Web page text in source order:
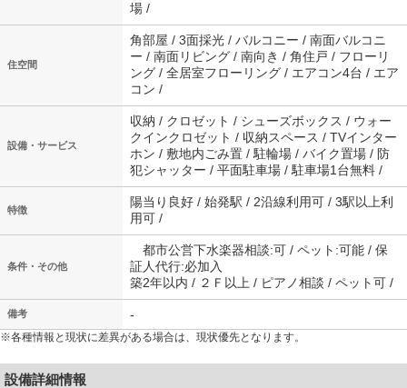
場 /
住空間
角部屋 / 3面採光 / バルコニー / 南面バルコニ
ー / 南面リビング / 南向き / 角住戸 / フローリ
ング / 全居室フローリング / エアコン4台 / エア
コン /
設備・サービス
収納 / クロゼット / シューズボックス / ウォー
クインクロゼット / 収納スペース / TVインター
ホン / 敷地内ごみ置 / 駐輪場 / バイク置場 / 防
犯シャッター / 平面駐車場 / 駐車場1台無料 /
特徴
陽当り良好 / 始発駅 / 2沿線利用可 / 3駅以上利
用可 /
条件・その他
都市公営下水楽器相談:可 / ペット:可能 / 保
証人代行:必加入
築2年以内 / ２Ｆ以上 / ピアノ相談 / ペット可 /
備考 -
※各種情報と現状に差異がある場合は、現状優先となります。
設備詳細情報